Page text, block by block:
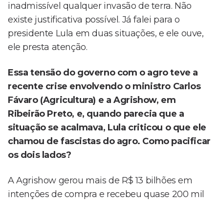
inadmissível qualquer invasão de terra. Não
existe justificativa possível. Já falei para o
presidente Lula em duas situações, e ele ouve,
ele presta atenção.
Essa tensão do governo com o agro teve a
recente crise envolvendo o ministro Carlos
Fávaro (Agricultura) e a Agrishow, em
Ribeirão Preto, e, quando parecia que a
situação se acalmava, Lula criticou o que ele
chamou de fascistas do agro. Como pacificar
os dois lados?
A Agrishow gerou mais de R$ 13 bilhões em
intenções de compra e recebeu quase 200 mil